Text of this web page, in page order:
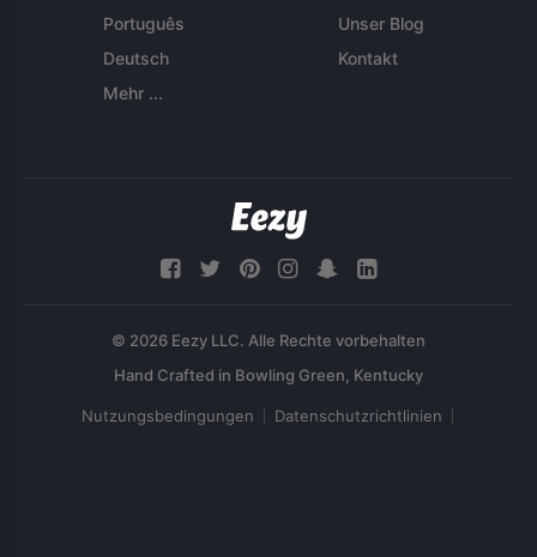
Português
Deutsch
Mehr ...
Unser Blog
Kontakt
© 2026 Eezy LLC. Alle Rechte vorbehalten
Nutzungsbedingungen Datenschutzrichtlinien